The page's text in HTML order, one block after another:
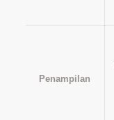
Penampilan